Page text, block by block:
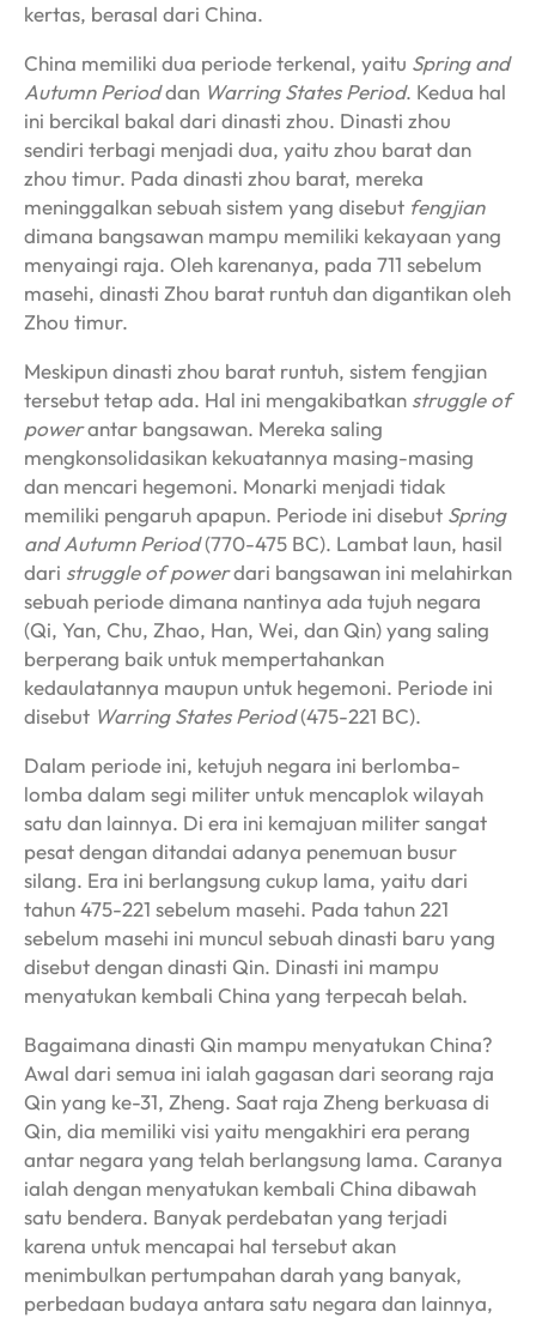
kertas, berasal dari China.
China memiliki dua periode terkenal, yaitu Spring and
Autumn Perioddan Warring States Period. Kedua hal
ini bercikal bakal dari dinasti zhou. Dinasti zhou
sendiri terbagi menjadi dua, yaitu zhou barat dan
zhou timur. Pada dinasti zhou barat, mereka
meninggalkan sebuah sistem yang disebut fengjian
dimana bangsawan mampu memiliki kekayaan yang
menyaingi raja. Oleh karenanya, pada 711 sebelum
masehi, dinasti Zhou barat runtuh dan digantikan oleh
Zhou timur.
Meskipun dinasti zhou barat runtuh, sistem fengjian
tersebut tetap ada. Hal ini mengakibatkan struggle of
powerantar bangsawan. Mereka saling
mengkonsolidasikan kekuatannya masing-masing
dan mencari hegemoni. Monarki menjadi tidak
memiliki pengaruh apapun. Periode ini disebut Spring
and Autumn Period(770-475 BC). Lambat laun, hasil
dari struggle of powerdari bangsawan ini melahirkan
sebuah periode dimana nantinya ada tujuh negara
(Qi, Yan, Chu, Zhao, Han, Wei, dan Qin) yang saling
berperang baik untuk mempertahankan
kedaulatannya maupun untuk hegemoni. Periode ini
disebut Warring States Period(475-221 BC).
Dalam periode ini, ketujuh negara ini berlomba-
lomba dalam segi militer untuk mencaplok wilayah
satu dan lainnya. Di era ini kemajuan militer sangat
pesat dengan ditandai adanya penemuan busur
silang. Era ini berlangsung cukup lama, yaitu dari
tahun 475-221 sebelum masehi. Pada tahun 221
sebelum masehi ini muncul sebuah dinasti baru yang
disebut dengan dinasti Qin. Dinasti ini mampu
menyatukan kembali China yang terpecah belah.
Bagaimana dinasti Qin mampu menyatukan China?
Awal dari semua ini ialah gagasan dari seorang raja
Qin yang ke-31, Zheng. Saat raja Zheng berkuasa di
Qin, dia memiliki visi yaitu mengakhiri era perang
antar negara yang telah berlangsung lama. Caranya
ialah dengan menyatukan kembali China dibawah
satu bendera. Banyak perdebatan yang terjadi
karena untuk mencapai hal tersebut akan
menimbulkan pertumpahan darah yang banyak,
perbedaan budaya antara satu negara dan lainnya,